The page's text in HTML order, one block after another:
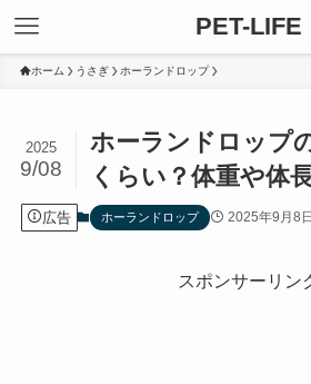
PET-LIFE
ホーム うさぎ ホーランドロップ
ホーランドロップ
くらい？体重や体
2025
9/08
広告 ホーランドロップ 2025年9月8日
スポンサーリン